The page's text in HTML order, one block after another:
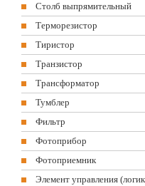
Столб выпрямительный
Терморезистор
Тиристор
Транзистор
Трансформатор
Тумблер
Фильтр
Фотоприбор
Фотоприемник
Элемент управления